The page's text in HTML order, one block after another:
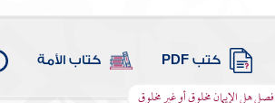
كتب PDF كتاب الأمة